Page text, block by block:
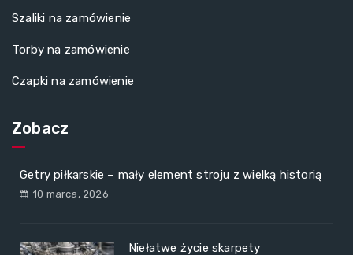
Szaliki na zamówienie
Torby na zamówienie
Czapki na zamówienie
Zobacz
Getry piłkarskie – mały element stroju z wielką historią
10 marca, 2026
Niełatwe życie skarpety